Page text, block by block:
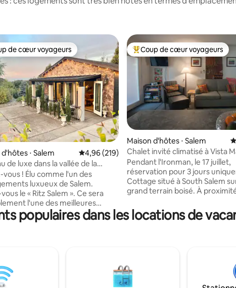
la base de 618 commentaires : 4,97 sur 5
de cœur voyageurs les plus appréciés
de cœur voyageurs
⋅ Salem Évaluation moyenne sur la base de 219
4,96 (219)
de luxe dans la vallée de la
vous ! Élu comme l'un des
luxueux de Salem.
le « Ritz Salem ». Ce sera
l'une des meilleures
Airbnb. Cet endroit est
relaxant, vous apprécierez la
de vin ou visiter les
ou la nature à proximité. Il
Coups de cœur voyageurs les
Coup de cœur voyageurs
Maison d'hôtes ⋅ Salem
Chalet invité climatisé à Vista
Pendant l'Ironman, le 17 juillet,
réservation pour 3 jours
Cottage situé à South Salem
grand terrain boisé. À
parcs, de l'Université
l'hôpital de Salem. La chambre
Lorsque nous arrivons au
fourmis sont dehors. Si de la
est laissée sur les plans de
populaires dans les locations de